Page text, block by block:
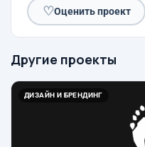
♡Оценить проект
Другие проекты
ДИЗАЙН И БРЕНДИНГ